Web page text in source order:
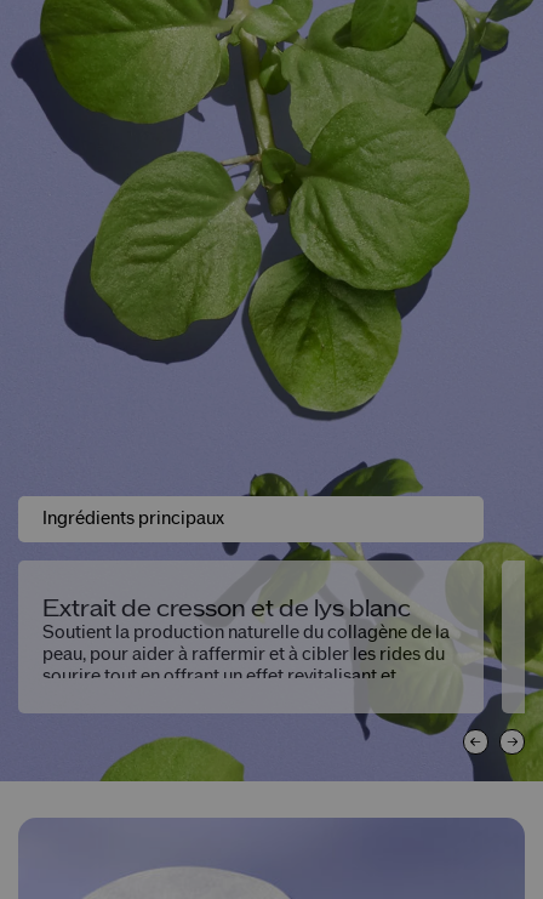
Ingrédients principaux
Extrait de cresson et de lys blanc
Soutient la production naturelle du collagène de la
peau, pour aider à raffermir et à cibler les rides du
sourire tout en offrant un effet revitalisant et